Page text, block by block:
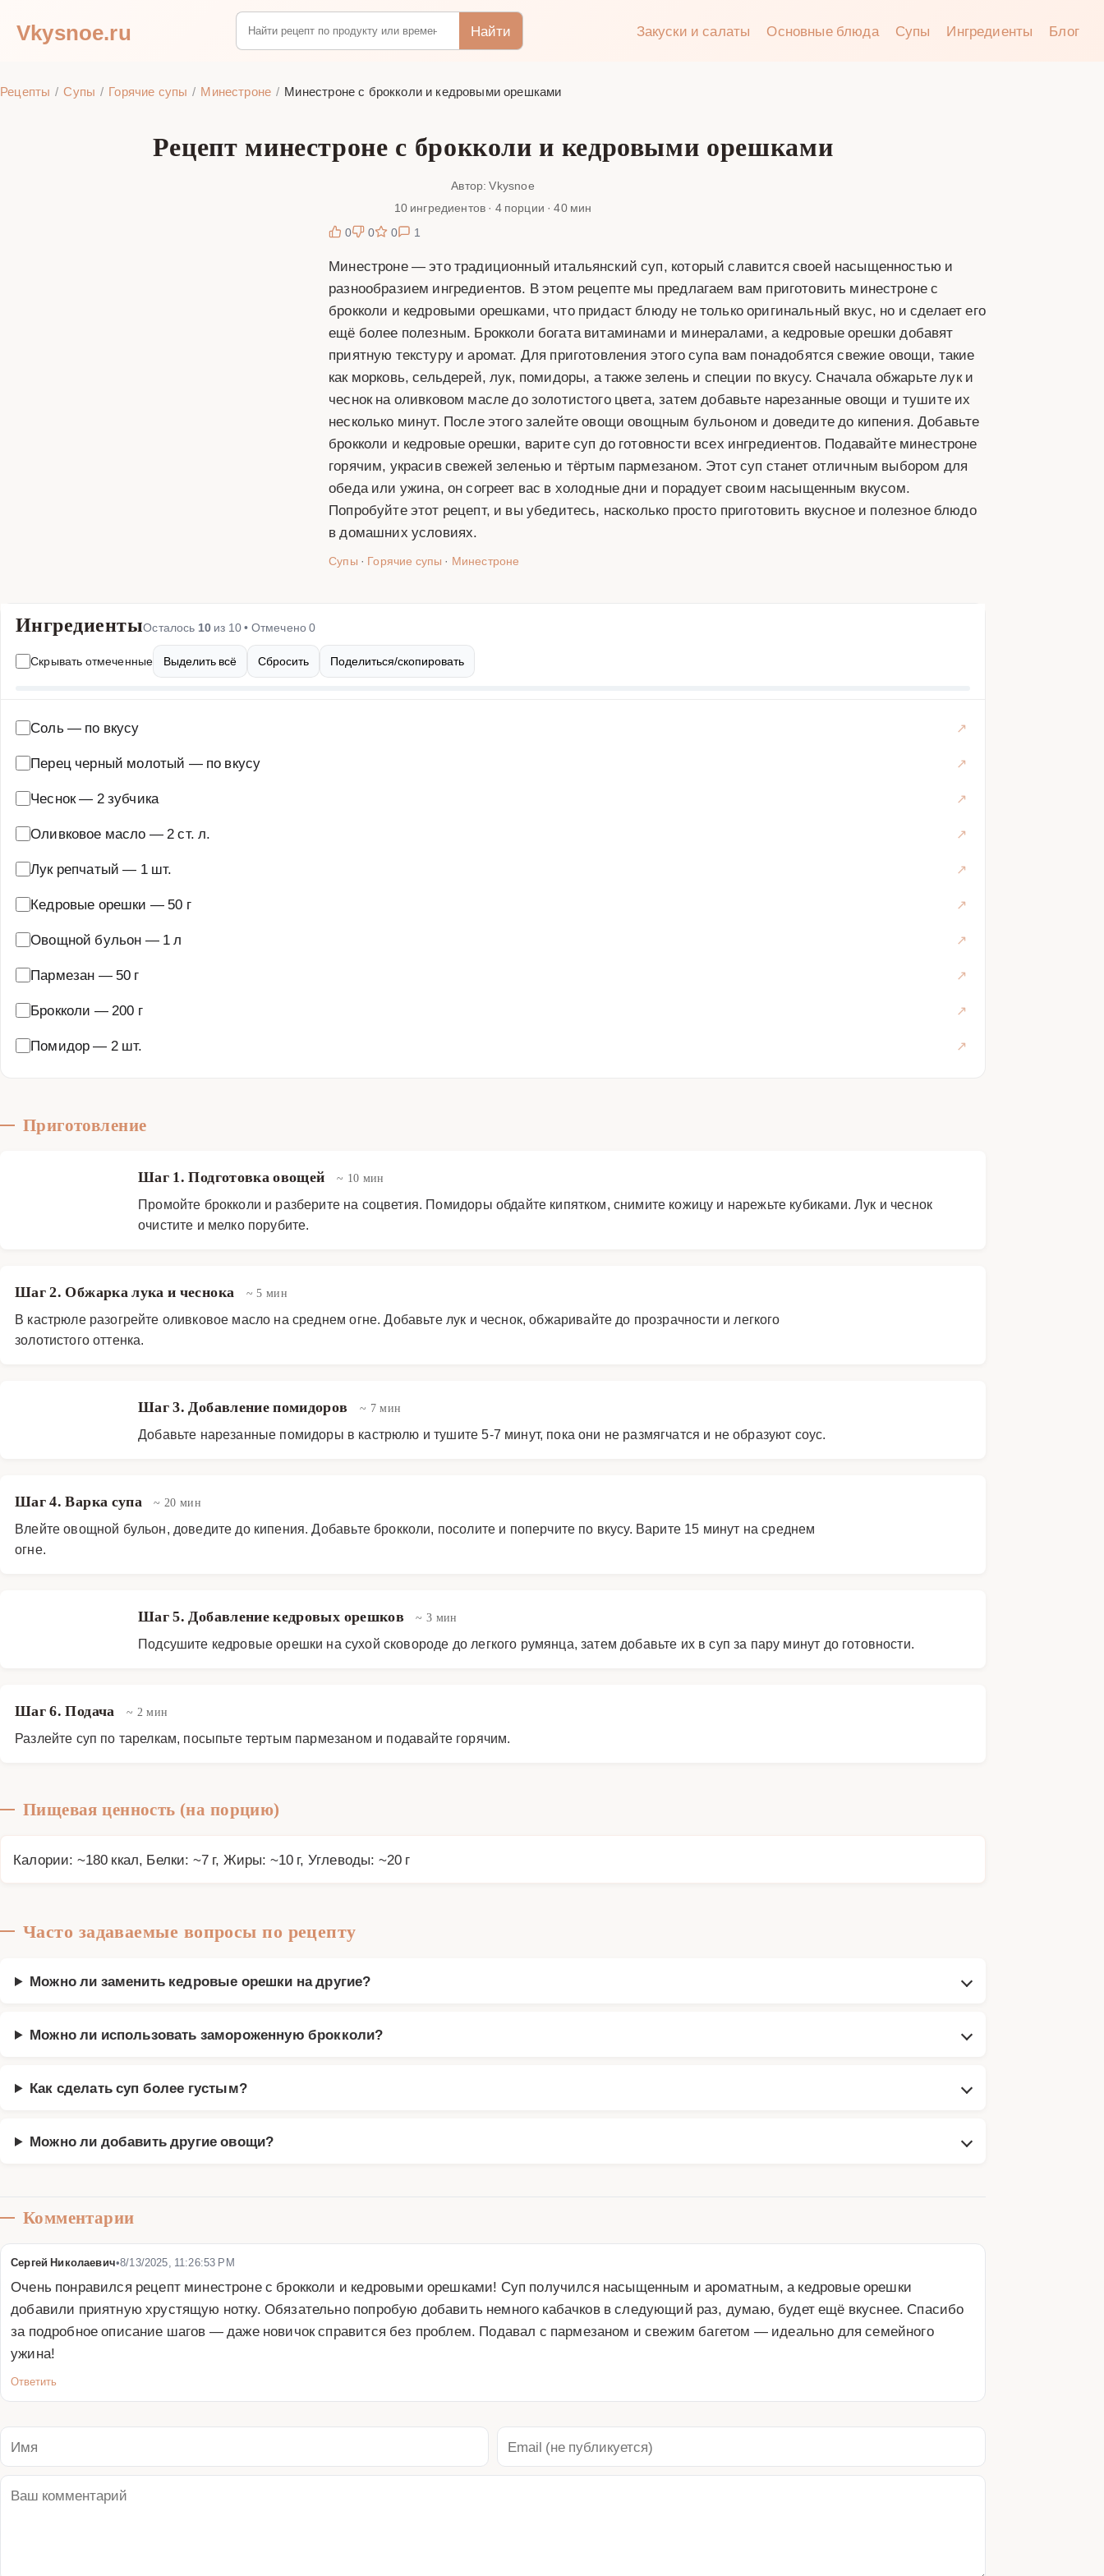
Vkysnoe.ru Найти Закуски и салаты Основные блюда Супы Ингредиенты Блог
Рецепты Супы Горячие супы Минестроне Минестроне с брокколи и кедровыми орешками
Рецепт минестроне с брокколи и кедровыми орешками
Автор: Vkysnoe
10 ингредиентов · 4 порции · 40 мин
0
0 0 1
Минестроне — это традиционный итальянский суп, который славится своей насыщенностью и
разнообразием ингредиентов. В этом рецепте мы предлагаем вам приготовить минестроне с
брокколи и кедровыми орешками, что придаст блюду не только оригинальный вкус, но и сделает его
ещё более полезным. Брокколи богата витаминами и минералами, а кедровые орешки добавят
приятную текстуру и аромат. Для приготовления этого супа вам понадобятся свежие овощи, такие
как морковь, сельдерей, лук, помидоры, а также зелень и специи по вкусу. Сначала обжарьте лук и
чеснок на оливковом масле до золотистого цвета, затем добавьте нарезанные овощи и тушите их
несколько минут. После этого залейте овощи овощным бульоном и доведите до кипения. Добавьте
брокколи и кедровые орешки, варите суп до готовности всех ингредиентов. Подавайте минестроне
горячим, украсив свежей зеленью и тёртым пармезаном. Этот суп станет отличным выбором для
обеда или ужина, он согреет вас в холодные дни и порадует своим насыщенным вкусом.
Попробуйте этот рецепт, и вы убедитесь, насколько просто приготовить вкусное и полезное блюдо
в домашних условиях.
Супы · Горячие супы · Минестроне
ИнгредиентыОсталось 10 из 10• Отмечено0
Скрывать отмеченные Выделить всё Сбросить Поделиться/скопировать
Соль — по вкусу
Перец черный молотый — по вкусу
Чеснок— 2 зубчика
Оливковое масло — 2 ст. л.
Лук репчатый — 1 шт.
Кедровые орешки — 50 г
Овощной бульон — 1 л
Пармезан — 50 г
Брокколи — 200 г
Помидор— 2 шт.
Приготовление
Шаг 1. Подготовка овощей ~ 10 мин
Промойте брокколи и разберите на соцветия. Помидоры обдайте кипятком, снимите кожицу и нарежьте кубиками. Лук и чеснок
очистите и мелко порубите.
Шаг 2. Обжарка лука и чеснока ~ 5 мин
В кастрюле разогрейте оливковое масло на среднем огне. Добавьте лук и чеснок, обжаривайте до прозрачности и легкого
золотистого оттенка.
Шаг 3. Добавление помидоров ~ 7 мин
Добавьте нарезанные помидоры в кастрюлю и тушите 5-7 минут, пока они не размягчатся и не образуют соус.
Шаг 4. Варка супа ~ 20 мин
Влейте овощной бульон, доведите до кипения. Добавьте брокколи, посолите и поперчите по вкусу. Варите 15 минут на среднем
огне.
Шаг 5. Добавление кедровых орешков ~ 3 мин
Подсушите кедровые орешки на сухой сковороде до легкого румянца, затем добавьте их в суп за пару минут до готовности.
Шаг 6. Подача ~ 2 мин
Разлейте суп по тарелкам, посыпьте тертым пармезаном и подавайте горячим.
Пищевая ценность (на порцию)
Калории: ~180 ккал, Белки: ~7 г, Жиры: ~10 г, Углеводы: ~20 г
Часто задаваемые вопросы по рецепту
Можно ли заменить кедровые орешки на другие?
Можно ли использовать замороженную брокколи?
Как сделать суп более густым?
Можно ли добавить другие овощи?
Комментарии
Сергей Николаевич•8/13/2025, 11:26:53 PM
Очень понравился рецепт минестроне с брокколи и кедровыми орешками! Суп получился насыщенным и ароматным, а кедровые орешки
добавили приятную хрустящую нотку. Обязательно попробую добавить немного кабачков в следующий раз, думаю, будет ещё вкуснее. Спасибо
за подробное описание шагов — даже новичок справится без проблем. Подавал с пармезаном и свежим багетом — идеально для семейного
ужина!
Ответить